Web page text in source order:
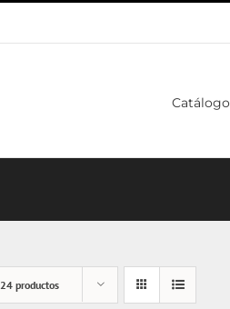
Catálogo
24 productos